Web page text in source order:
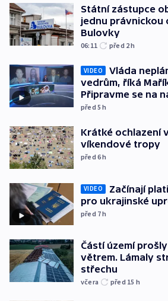
Státní zástupce
jednu právnickou
Bulovky
06:11 před 2h
VIDEO
Vláda
vedrům, říká
Připravme se na
před 5h
Krátké ochlazení
víkendové tropy
před 6h
VIDEO
Začínají
pro ukrajinské
před 7h
Částí území
větrem. Lámaly
střechu
včera před 15 h